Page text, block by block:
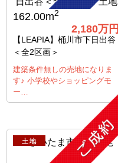
162.00m2
2,180万円
【LEAPIA】桶川市下日出谷
＜全2区画＞
建築条件無しの売地になりま
す♪ 小学校やショッピングモ
ー…
土地